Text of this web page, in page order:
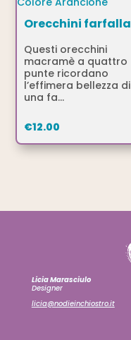
Orecchini farfalla
Questi orecchini
macramè a quattro
punte ricordano
l’effimera bellezza di
una fa...
€12.00
Licia Marasciulo
Designer
licia@nodieinchiostro.it